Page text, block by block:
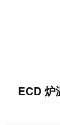
ECD 炉